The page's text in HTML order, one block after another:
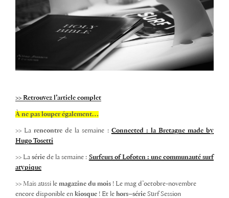
>> Retrouvez l’article complet
À ne pas louper également…
>> Larencontre de la semaine : Connected : la Bretagne made by
Hugo Tosetti
>> Lasérie de la semaine : Surfeurs of Lofoten : une communauté surf
atypique
>> Mais aussi le magazine du mois ! Le mag d’octobre-novembre
encore disponible en kiosque ! Et le hors–série Surf Session